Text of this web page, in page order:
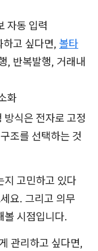
자동 입력
하고 싶다면, 볼타
, 반복발행, 거래내
화
방식은 전자로 고정
조를 선택하는 것
지 고민하고 있다
요. 그리고 의무
볼 시점입니다.
관리하고 싶다면,